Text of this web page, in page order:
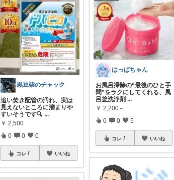
黒豆柴のチャック
追い焚き配管の汚れ、実は
見えないところに溜まりや
すいそうです🔍 ...
￥ 2,500
0 0 0
コレ いいね
はっぱちゃん
お風呂掃除の“最後のひと手
間”をラクにしてくれる、風
呂釜洗浄剤 ...
￥ 2,200～
0 0 5
コレ いいね